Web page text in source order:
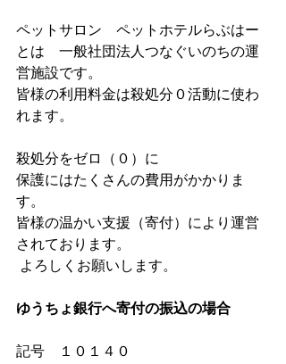
ペットサロン　ペットホテルらぶはー
とは　一般社団法人つなぐいのちの運
営施設です。
皆様の利用料金は殺処分０活動に使わ
れます。
殺処分をゼロ（０）に
保護にはたくさんの費用がかかりま
す。
皆様の温かい支援（寄付）により運営
されております。
よろしくお願いします。
ゆうちょ銀行へ寄付の振込の場合
記号　１０１４０